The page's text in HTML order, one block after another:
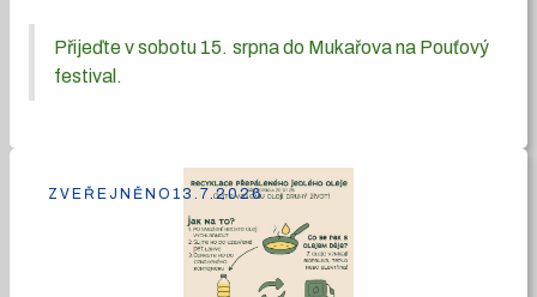
Přijeďte v sobotu 15. srpna do Mukařova na Pouťový
festival.
ZVEŘEJNĚNO 13.7.2026